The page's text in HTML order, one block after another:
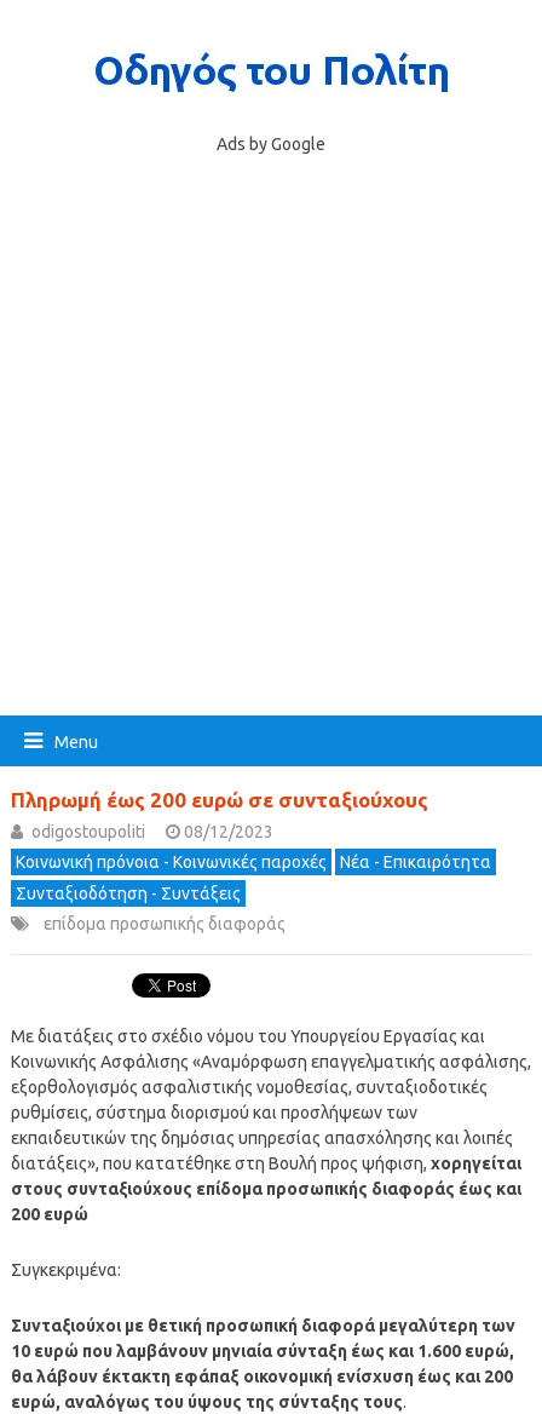
Ads by Google
Menu
Πληρωμή έως 200 ευρώ σε συνταξιούχους
odigostoupoliti
08/12/2023
Κοινωνική πρόνοια - Κοινωνικές παροχές
Νέα - Επικαιρότητα
Συνταξιοδότηση - Συντάξεις
επίδομα προσωπικής διαφοράς
Με διατάξεις στο σχέδιο νόμου του Υπουργείου Εργασίας και
Κοινωνικής Ασφάλισης «Αναμόρφωση επαγγελματικής ασφάλισης,
εξορθολογισμός ασφαλιστικής νομοθεσίας, συνταξιοδοτικές
ρυθμίσεις, σύστημα διορισμού και προσλήψεων των
εκπαιδευτικών της δημόσιας υπηρεσίας απασχόλησης και λοιπές
διατάξεις», που κατατέθηκε στη Βουλή προς ψήφιση, χορηγείται
στους συνταξιούχους επίδομα προσωπικής διαφοράς έως και
200 ευρώ
Συγκεκριμένα:
Συνταξιούχοι με θετική προσωπική διαφορά μεγαλύτερη των
10 ευρώ που λαμβάνουν μηνιαία σύνταξη έως και 1.600 ευρώ,
θα λάβουν έκτακτη εφάπαξ οικονομική ενίσχυση έως και 200
ευρώ, αναλόγως του ύψους της σύνταξης τους.